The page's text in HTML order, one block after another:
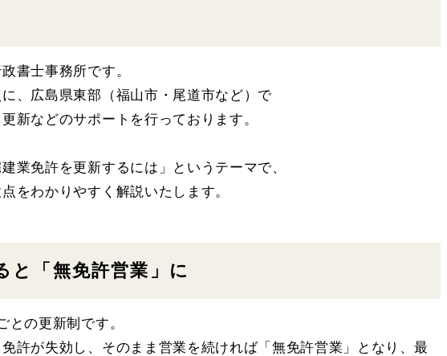
書士事務所です。
、広島県東部（福山市・尾道市など）で
新などのサポートを行っております。
業免許を更新するには」というテーマで、
をわかりやすく解説いたします。
と「無免許営業」に
との更新制です。
許が失効し、そのまま営業を続ければ「無免許営業」となり、最